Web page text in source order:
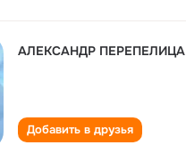
АЛЕКСАНДР ПЕРЕПЕЛИЦА
Добавить в друзья